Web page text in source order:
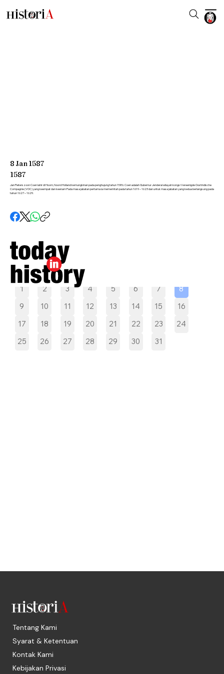
Pilih tanggal
1 2 3 4 5 6 7
8
9
10 11 12 13 14 15
16
17
18 19 20 21 22 23
24
25
26 27 28 29 30 31
8 Jan1587
1587
Jan Pieterszoon Coen lahir di Hoorn, Noord Holland kemungkinan pada penghujung tahun 1586. Coen adalah Gubernur Jenderal wilayah kongsi Vereenigde Oostindische
Compagnie (VOC) yang keempat dan keenam Pada masa jabatan pertama ia memerintah pada tahun 1619 – 1623 dan untuk masa jabatan yang kedua berlangsung pada
tahun 1627 – 1629.
Tentang Kami
Syarat & Ketentuan
Kontak Kami
Kebijakan Privasi